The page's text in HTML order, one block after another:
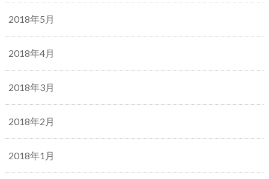
2018年5月
2018年4月
2018年3月
2018年2月
2018年1月